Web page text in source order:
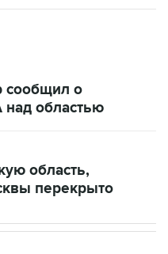
сообщил о
областью
область,
перекрыто